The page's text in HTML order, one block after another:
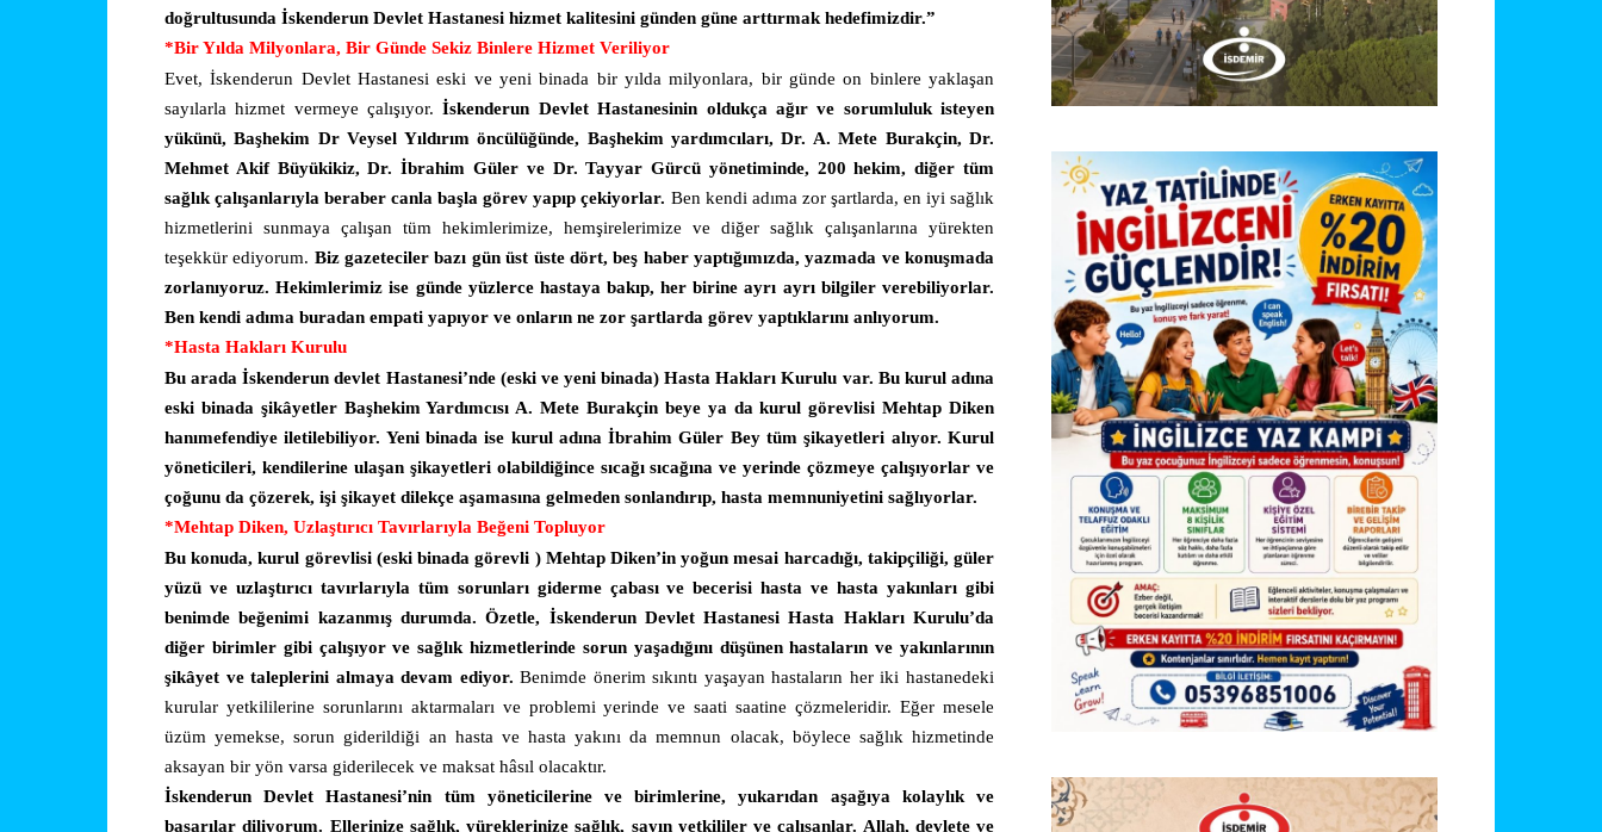
doğrultusunda İskenderun Devlet Hastanesi hizmet kalitesini günden güne arttırmak hedefimizdir.”
*Bir Yılda Milyonlara, Bir Günde Sekiz Binlere Hizmet Veriliyor
Evet, İskenderun Devlet Hastanesi eski ve yeni binada bir yılda milyonlara, bir günde on binlere yaklaşan
sayılarla hizmet vermeye çalışıyor. İskenderun Devlet Hastanesinin oldukça ağır ve sorumluluk isteyen
yükünü, Başhekim Dr Veysel Yıldırım öncülüğünde, Başhekim yardımcıları, Dr. A. Mete Burakçin, Dr.
Mehmet Akif Büyükikiz, Dr. İbrahim Güler ve Dr. Tayyar Gürcü yönetiminde, 200 hekim, diğer tüm
sağlık çalışanlarıyla beraber canla başla görev yapıp çekiyorlar. Ben kendi adıma zor şartlarda, en iyi sağlık
hizmetlerini sunmaya çalışan tüm hekimlerimize, hemşirelerimize ve diğer sağlık çalışanlarına yürekten
teşekkür ediyorum. Biz gazeteciler bazı gün üst üste dört, beş haber yaptığımızda, yazmada ve konuşmada
zorlanıyoruz. Hekimlerimiz ise günde yüzlerce hastaya bakıp, her birine ayrı ayrı bilgiler verebiliyorlar.
Ben kendi adıma buradan empati yapıyor ve onların ne zor şartlarda görev yaptıklarını anlıyorum.
*Hasta Hakları Kurulu
Bu arada İskenderun devlet Hastanesi’nde (eski ve yeni binada) Hasta Hakları Kurulu var. Bu kurul adına
eski binada şikâyetler Başhekim Yardımcısı A. Mete Burakçin beye ya da kurul görevlisi Mehtap Diken
hanımefendiye iletilebiliyor. Yeni binada ise kurul adına İbrahim Güler Bey tüm şikayetleri alıyor. Kurul
yöneticileri, kendilerine ulaşan şikayetleri olabildiğince sıcağı sıcağına ve yerinde çözmeye çalışıyorlar ve
çoğunu da çözerek, işi şikayet dilekçe aşamasına gelmeden sonlandırıp, hasta memnuniyetini sağlıyorlar.
*Mehtap Diken, Uzlaştırıcı Tavırlarıyla Beğeni Topluyor
Bu konuda, kurul görevlisi (eski binada görevli ) Mehtap Diken’in yoğun mesai harcadığı, takipçiliği, güler
yüzü ve uzlaştırıcı tavırlarıyla tüm sorunları giderme çabası ve becerisi hasta ve hasta yakınları gibi
benimde beğenimi kazanmış durumda. Özetle, İskenderun Devlet Hastanesi Hasta Hakları Kurulu’da
diğer birimler gibi çalışıyor ve sağlık hizmetlerinde sorun yaşadığını düşünen hastaların ve yakınlarının
şikâyet ve taleplerini almaya devam ediyor. Benimde önerim sıkıntı yaşayan hastaların her iki hastanedeki
kurular yetkililerine sorunlarını aktarmaları ve problemi yerinde ve saati saatine çözmeleridir. Eğer mesele
üzüm yemekse, sorun giderildiği an hasta ve hasta yakını da memnun olacak, böylece sağlık hizmetinde
aksayan bir yön varsa giderilecek ve maksat hâsıl olacaktır.
İskenderun Devlet Hastanesi’nin tüm yöneticilerine ve birimlerine, yukarıdan aşağıya kolaylık ve
başarılar diliyorum. Ellerinize sağlık, yüreklerinize sağlık, sayın yetkililer ve çalışanlar. Allah, devlete ve